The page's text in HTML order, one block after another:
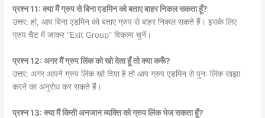
प्रश्न 11: क्या मैं ग्रुप से बिना एडमिन को बताए बाहर निकल सकता हूँ?
उत्तर: हां, आप बिना एडमिन को बताए ग्रुप से बाहर निकल सकते हैं। इसके लिए
ग्रुप चैट में जाकर “Exit Group” विकल्प चुनें।
प्रश्न 12: अगर मैं ग्रुप लिंक को खो देता हूँ तो क्या करूँ?
उत्तर: अगर आपने ग्रुप लिंक खो दिया है तो आप ग्रुप एडमिन से पुनः लिंक साझा
करने का अनुरोध कर सकते हैं।
प्रश्न 13: क्या मैं किसी अनजान व्यक्ति को ग्रुप लिंक भेज सकता हूँ?